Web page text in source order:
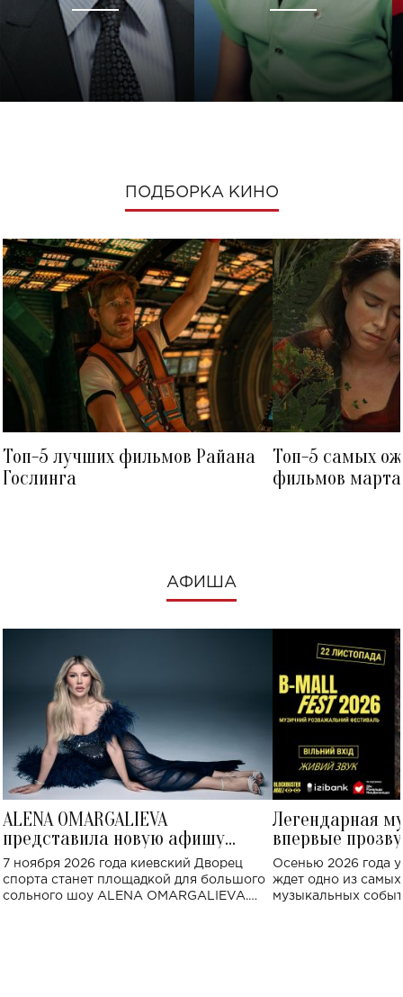
ПОДБОРКА КИНО
Топ-5 лучших фильмов Райана
Гослинга
Топ-5 самых
фильмов
АФИША
ALENA OMARGALIEVA
представила новую афишу
большого концерта во Дворце
спорта
7 ноября 2026 года киевский Дворец
спорта станет площадкой для большого
сольного шоу ALENA OMARGALIEVA.
Легендарная
впервые
Украине: где
Осенью 2026 года
ждет одно из
музыкальных